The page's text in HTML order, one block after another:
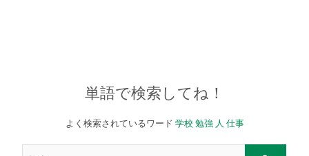
単語で検索してね！
よく検索されているワード 学校 勉強 人 仕事